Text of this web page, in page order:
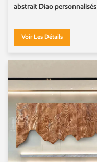
abstrait Diao personnalisés
Voir Les Détails